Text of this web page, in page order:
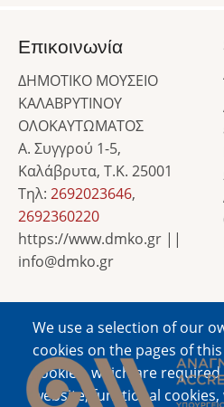
We use a selection of our
cookies on the pages of
cookies, which are
website; functional
Επικοινωνία
ΔΗΜΟΤΙΚΟ ΜΟΥΣΕΙΟ
ΚΑΛΑΒΡΥΤΙΝΟΥ
ΟΛΟΚΑΥΤΩΜΑΤΟΣ
Α. Συγγρού 1-5,
Καλάβρυτα, Τ.Κ. 25001
Τηλ: 2692023646,
2692360220
https://www.dmko.gr ||
info@dmko.gr
Image